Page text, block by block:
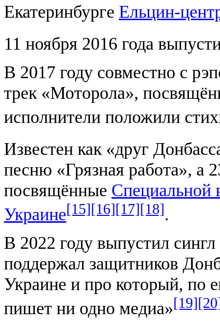
Екатеринбурге Ельцин-
11 ноября 2016 года
В 2017 году совместно с
трек «Моторола»,
исполнители положили
Известен как «друг
песню «Грязная работа», а
посвящённые Специальной
Украине[15][16][17][18].
В 2022 году выпустил
поддержал защитников
Украине и про который, по
пишет ни одно медиа»[19]